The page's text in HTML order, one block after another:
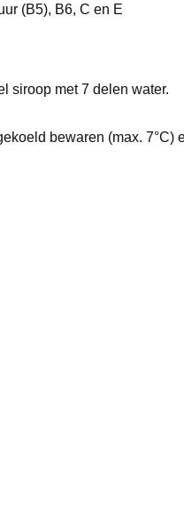
(B5), B6, C en E
siroop met 7 delen water.
bewaren (max. 7°C)